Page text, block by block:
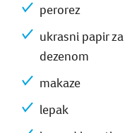
perorez
ukrasni papir
dezenom
makaze
lepak